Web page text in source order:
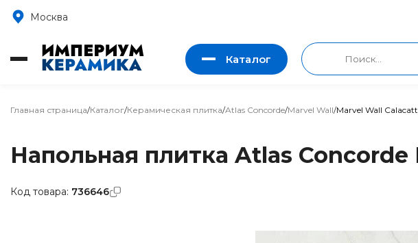
Москва
Каталог
Главная страница/Каталог/Керамическая плитка/Atlas Concorde/Marvel Wall/Marvel Wall
Напольная плитка Atlas
Код товара: 736646